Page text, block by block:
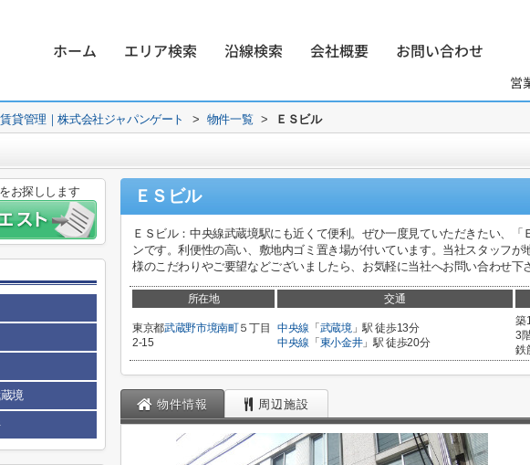
ホーム エリア検索 沿線検索 会社概要 お問い合わせ
営
貸管理｜株式会社ジャパンゲート > 物件一覧 > ＥＳビル
ＥＳビル
ＥＳビル：中央線武蔵境駅にも近くて便利。ぜひ一度見ていただきたい、
ンです。利便性の高い、敷地内ゴミ置き場が付いています。当社スタッフ
様のこだわりやご要望などございましたら、お気軽に当社へお問い合わせ下
所在地 交通
東京都武蔵野市境南町５丁目
2-15
中央線 「 武蔵境」駅 徒歩13分
中央線 「 東小金井」駅 徒歩20分
築
3
鉄
物件情報 周辺施設
お探しします
境